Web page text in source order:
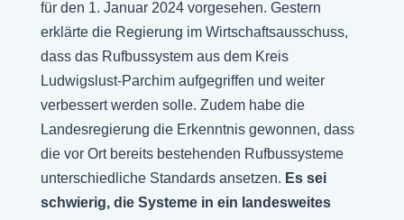
für den 1. Januar 2024 vorgesehen. Gestern
erklärte die Regierung im Wirtschaftsausschuss,
dass das Rufbussystem aus dem Kreis
Ludwigslust-Parchim aufgegriffen und weiter
verbessert werden solle. Zudem habe die
Landesregierung die Erkenntnis gewonnen, dass
die vor Ort bereits bestehenden Rufbussysteme
unterschiedliche Standards ansetzen. Es sei
schwierig, die Systeme in ein landesweites